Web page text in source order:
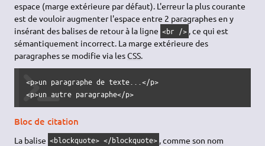
espace (marge extérieure par défaut). L'erreur la plus courante
est de vouloir augmenter l'espace entre 2 paragraphes en y
insérant des balises de retour à la ligne <br /> , ce qui est
sémantiquement incorrect. La marge extérieure des
paragraphes se modifie via lesCSS.
<p>un paragraphe de texte...</p>
<p>un autre paragraphe</p>
Bloc de citation
La balise <blockquote> </blockquote> , comme son nom